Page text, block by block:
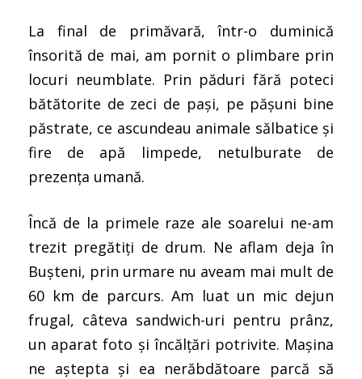
La final de primăvară, într-o duminică
însorită de mai, am pornit o plimbare prin
locuri neumblate. Prin păduri fără poteci
bătătorite de zeci de pași, pe pășuni bine
păstrate, ce ascundeau animale sălbatice și
fire de apă limpede, netulburate de
prezența umană.
Încă de la primele raze ale soarelui ne-am
trezit pregătiți de drum. Ne aflam deja în
Bușteni, prin urmare nu aveam mai mult de
60 km de parcurs. Am luat un mic dejun
frugal, câteva sandwich-uri pentru prânz,
un aparat foto și încălțări potrivite. Mașina
ne aștepta și ea nerăbdătoare parcă să